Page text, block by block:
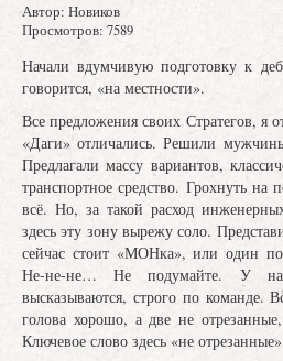
Автор: Новиков
Просмотров: 7589
Начали вдумчивую подготовку к
говорится, «на местности».
Все предложения своих Стратегов, я
«Даги» отличались. Решили
Предлагали массу вариантов,
транспортное средство. Грохнуть
всё. Но, за такой расход
здесь эту зону вырежу соло.
сейчас стоит «МОНка», или один
Не-не-не… Не подумайте. У
высказываются, строго по команде.
голова хорошо, а две не
Ключевое слово здесь «не